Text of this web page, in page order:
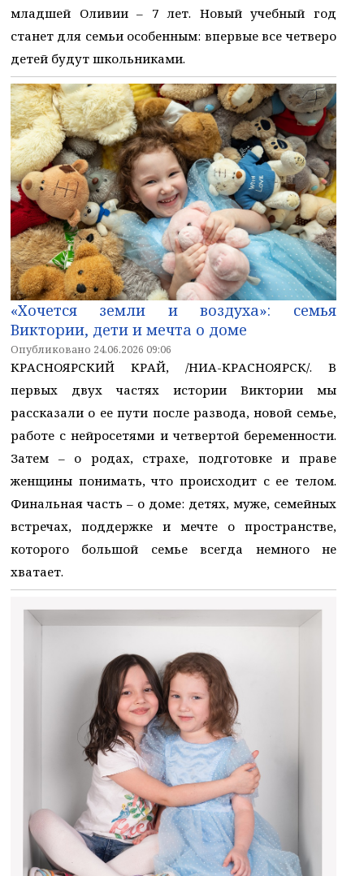
младшей Оливии – 7 лет. Новый учебный год
станет для семьи особенным: впервые все четверо
детей будут школьниками.
«Хочется земли и воздуха»: семья
Виктории, дети и мечта о доме
Опубликовано 24.06.2026 09:06
КРАСНОЯРСКИЙ КРАЙ, /НИА-КРАСНОЯРСК/. В
первых двух частях истории Виктории мы
рассказали о ее пути после развода, новой семье,
работе с нейросетями и четвертой беременности.
Затем – о родах, страхе, подготовке и праве
женщины понимать, что происходит с ее телом.
Финальная часть – о доме: детях, муже, семейных
встречах, поддержке и мечте о пространстве,
которого большой семье всегда немного не
хватает.